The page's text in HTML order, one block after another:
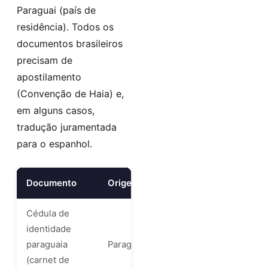
Paraguai (país de
residência). Todos os
documentos brasileiros
precisam de
apostilamento
(Convenção de Haia) e,
em alguns casos,
tradução juramentada
para o espanhol.
Documento Origem
Cédula de
identidade
paraguaia
(carnet de
Paraguai